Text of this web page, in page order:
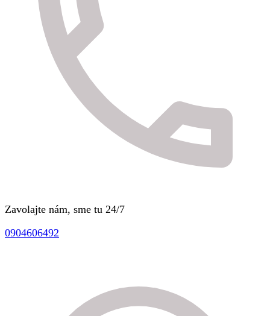
Zavolajte nám, sme tu 24/7
0904606492